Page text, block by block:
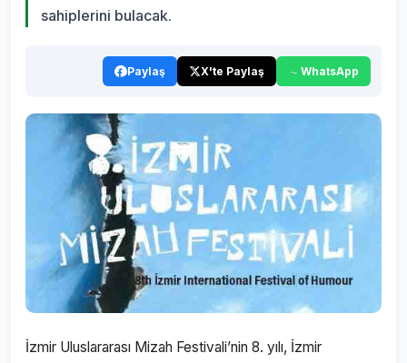
sahiplerini bulacak.
Paylaş X'te Paylaş WhatsApp
İzmir Uluslararası Mizah Festivali’nin 8. yılı, İzmir